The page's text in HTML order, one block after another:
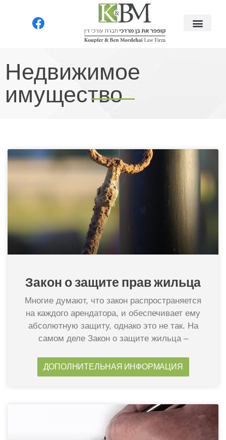
Недвижимое
имущество​
Закон о защите прав жильца​
Многие думают, что закон распространяется
на каждого арендатора, и обеспечивает ему
абсолютную защиту, однако это не так. На
самом деле Закон о защите жильца –
ДОПОЛНИТЕЛЬНАЯ ИНФОРМАЦИЯ